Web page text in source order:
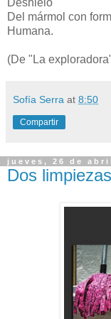
Deshielo
Del mármol con
Humana.
(De "La
Sofía Serra at 8:50
Compartir
jueves, 26 de
Dos